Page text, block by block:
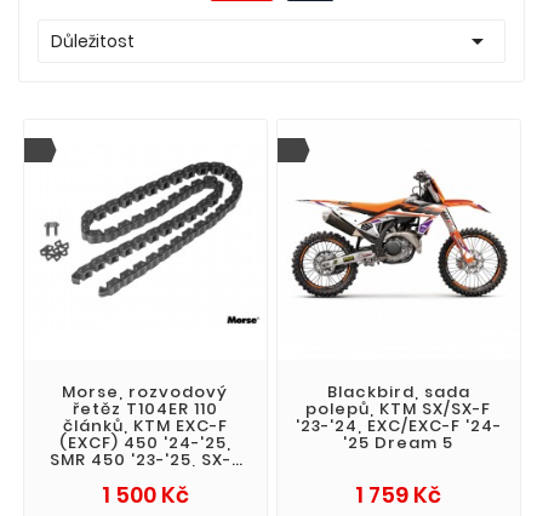
Důležitost 
Morse, rozvodový
řetěz T104ER 110
článků, KTM EXC-F
(EXCF) 450 '24-'25,
SMR 450 '23-'25, SX-F
Husqvarna FE /
1 500 KčCena
Blackbird, sada
polepů, KTM SX/SX-F
'23-'24, EXC/EXC-F '24-
'25 Dream 5
1 759 KčCena